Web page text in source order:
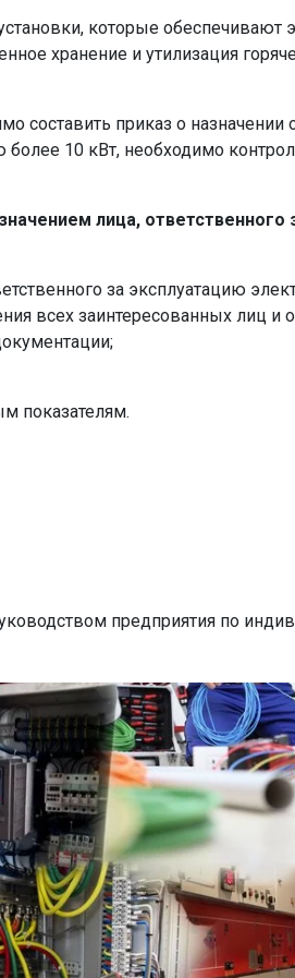
которые обеспечивают
хранение и утилизация
приказ о назначении
10 кВт, необходимо
лица, ответственного
за эксплуатацию
всех заинтересованных лиц и
показателям.
предприятия по